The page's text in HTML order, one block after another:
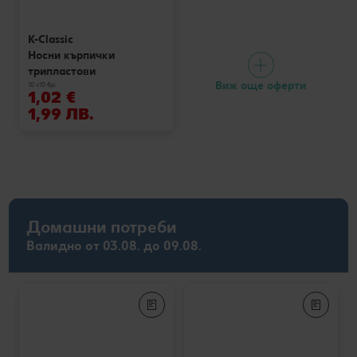
K-Classic
Носни кърпички
трипластови
10 x10 бр.
1,02 €
1,99 ЛВ.
Виж още оферти
Домашни потреби
Валидно от 03.08. до 09.08.